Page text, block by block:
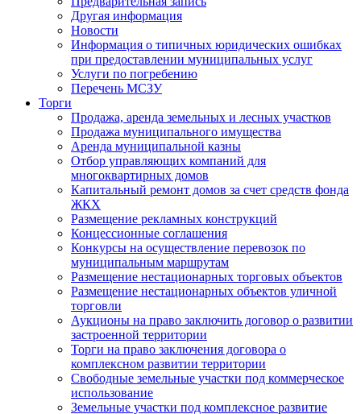
Другая информация
Новости
Информация о типичных юридических ошибках
при предоставлении муниципальных услуг
Услуги по погребению
Перечень МСЗУ
Торги
Продажа, аренда земельных и лесных участков
Продажа муниципального имущества
Аренда муниципальной казны
Отбор управляющих компаний для
многоквартирных домов
Капитальный ремонт домов за счет средств фонда
ЖКХ
Размещение рекламных конструкций
Концессионные соглашения
Конкурсы на осуществление перевозок по
муниципальным маршрутам
Размещение нестационарных торговых объектов
Размещение нестационарных объектов уличной
торговли
Аукционы на право заключить договор о развитии
застроенной территории
Торги на право заключения договора о
комплексном развитии территории
Свободные земельные участки под коммерческое
использование
Земельные участки под комплексное развитие